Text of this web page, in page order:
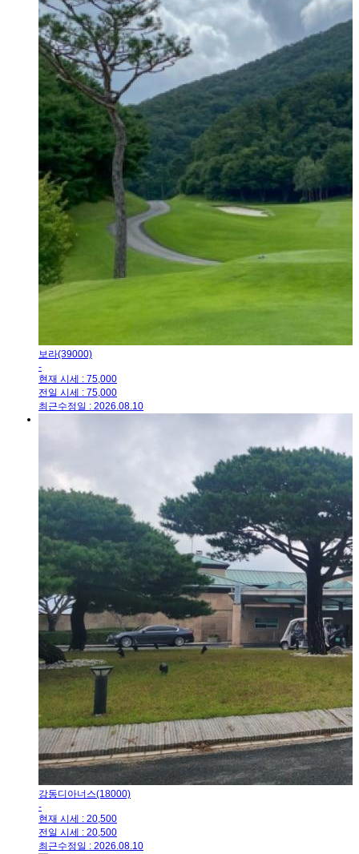
보라(39000)
-
현재 시세 : 75,000
전일 시세 : 75,000
최근수정일 : 2026.08.10
강동디아너스(18000)
-
현재 시세 : 20,500
전일 시세 : 20,500
최근수정일 : 2026.08.10